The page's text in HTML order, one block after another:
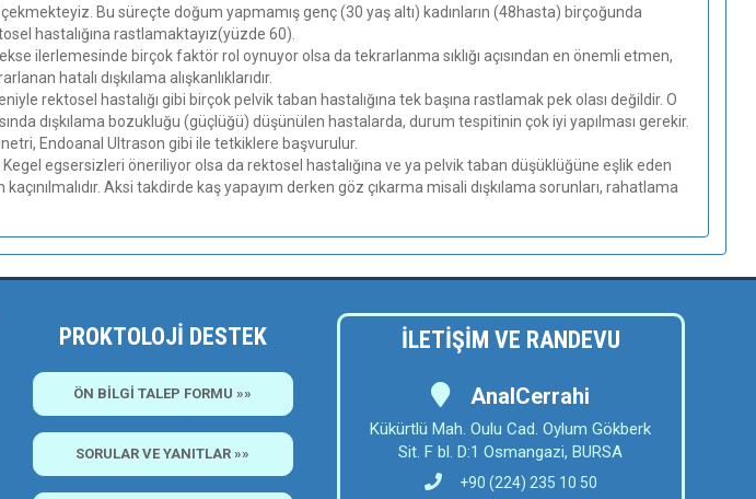
Bu süreçte doğum yapmamış genç (30 yaş altı) kadınların (48hasta) birçoğunda
hastalığına rastlamaktayız(yüzde 60).
ilerlemesinde birçok faktör rol oynuyor olsa da tekrarlanma sıklığı açısından en önemli etmen,
hatalı dışkılama alışkanlıklarıdır.
rektosel hastalığı gibi birçok pelvik taban hastalığına tek başına rastlamak pek olası değildir. O
dışkılama bozukluğu (güçlüğü) düşünülen hastalarda, durum tespitinin çok iyi yapılması gerekir.
Endoanal Ultrason gibi ile tetkiklere başvurulur.
Kegel egsersizleri öneriliyor olsa da rektosel hastalığına ve ya pelvik taban düşüklüğüne eşlik eden
Aksi takdirde kaş yapayım derken göz çıkarma misali dışkılama sorunları, rahatlama
PROKTOLOJİ DESTEK
ÖN BİLGİ TALEP FORMU »»
SORULAR VE YANITLAR »»
İLETİŞİM VE RANDEVU
AnalCerrahi
Kükürtlü Mah. Oulu Cad. Oylum Gökberk
Sit. F bl. D:1 Osmangazi, BURSA
+90 (224) 235 10 50